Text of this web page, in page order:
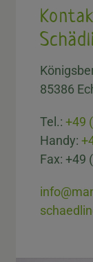
85386
Tel.:+49
Handy:
Fax: +49